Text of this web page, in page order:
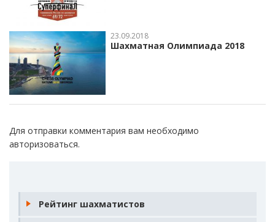
23.09.2018
Шахматная Олимпиада 2018
Для отправки комментария вам необходимо
авторизоваться.
Рейтинг шахматистов